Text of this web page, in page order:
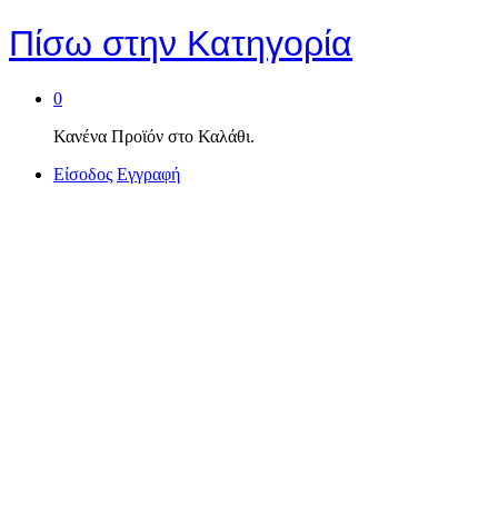
Πίσω στην Κατηγορία
0
Κανένα Προϊόν στο Καλάθι.
Είσοδος Εγγραφή